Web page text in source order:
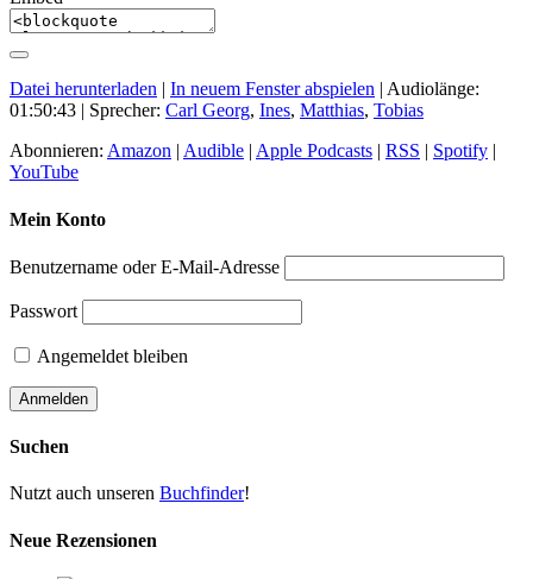
Datei herunterladen | In neuem Fenster abspielen | Audiolänge:
01:50:43 | Sprecher: Carl Georg, Ines, Matthias, Tobias
Abonnieren: Amazon | Audible | Apple Podcasts | RSS | Spotify |
YouTube
Mein Konto
Benutzername oder E-Mail-Adresse
Passwort
Angemeldet bleiben
Suchen
Nutzt auch unseren Buchfinder!
Neue Rezensionen